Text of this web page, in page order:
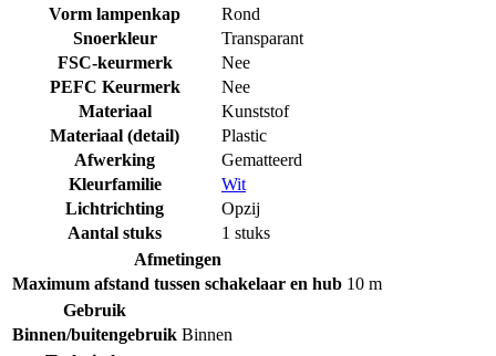
Vorm lampenkap
Rond
Snoerkleur
Transparant
FSC-keurmerk
Nee
PEFC Keurmerk
Nee
Materiaal
Kunststof
Materiaal (detail)
Plastic
Afwerking
Gematteerd
Kleurfamilie
Wit
Lichtrichting
Opzij
Aantal stuks
1 stuks
Afmetingen
Maximum afstand tussen schakelaar en hub 10 m
Gebruik
Binnen/buitengebruik Binnen